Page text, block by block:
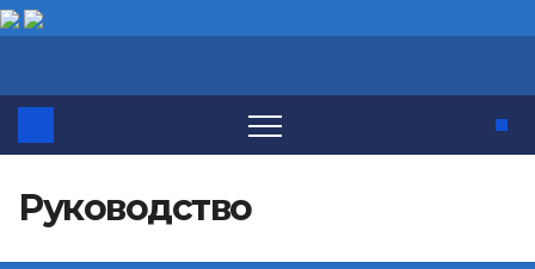
Руководство